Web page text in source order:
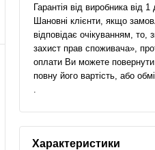
Гарантія від виробника від 1
Шановні клієнти, якщо
відповідає очікуванням, то,
захист прав споживача»,
оплати Ви можете
повну його вартість, або
.
Характеристики